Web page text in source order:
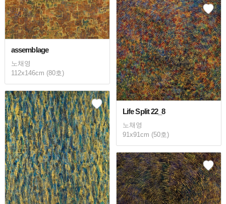
assemblage
노채영
112x146cm (80호)
Life Split 22_8
노채영
91x91cm (50호)